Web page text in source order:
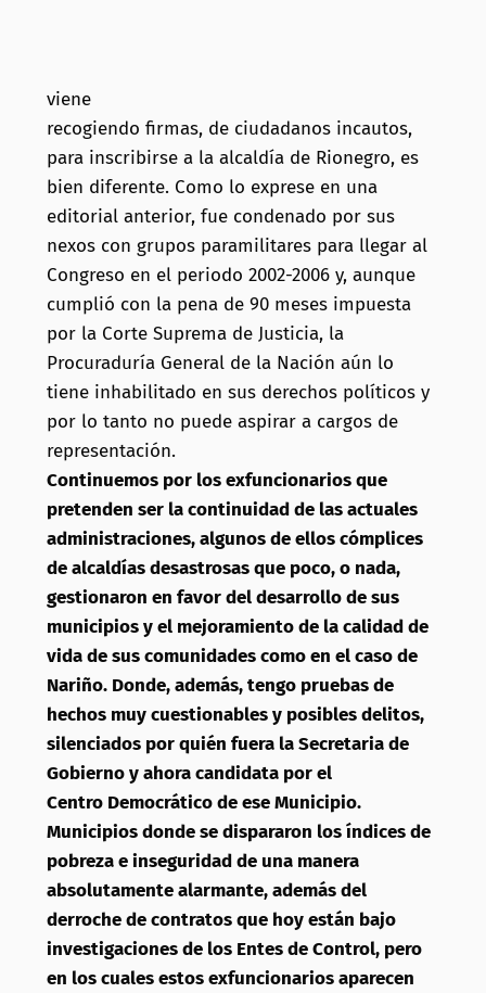
viene
recogiendo firmas, de ciudadanos incautos,
para inscribirse a la alcaldía de Rionegro, es
bien diferente. Como lo exprese en una
editorial anterior, fue condenado por sus
nexos con grupos paramilitares para llegar al
Congreso en el periodo 2002-2006 y, aunque
cumplió con la pena de 90 meses impuesta
por la Corte Suprema de Justicia, la
Procuraduría General de la Nación aún lo
tiene inhabilitado en sus derechos políticos y
por lo tanto no puede aspirar a cargos de
representación.
Continuemos por los exfuncionarios que
pretenden ser la continuidad de las actuales
administraciones, algunos de ellos cómplices
de alcaldías desastrosas que poco, o nada,
gestionaron en favor del desarrollo de sus
municipios y el mejoramiento de la calidad de
vida de sus comunidades como en el caso de
Nariño. Donde, además, tengo pruebas de
hechos muy cuestionables y posibles delitos,
silenciados por quién fuera la Secretaria de
Gobierno y ahora candidata por el
Centro Democrático de ese Municipio.
Municipios donde se dispararon los índices de
pobreza e inseguridad de una manera
absolutamente alarmante, además del
derroche de contratos que hoy están bajo
investigaciones de los Entes de Control, pero
en los cuales estos exfuncionarios aparecen